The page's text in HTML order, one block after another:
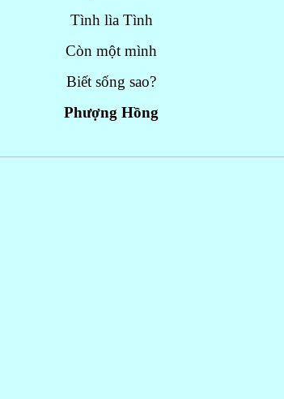
Tình lìa Tình
Còn một mình
Biết sống sao?
Phượng Hồng